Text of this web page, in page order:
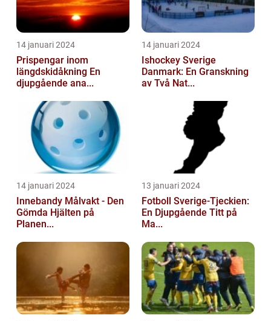
14 januari 2024
Prispengar inom
längdskidåkning En
djupgående ana...
14 januari 2024
Ishockey Sverige
Danmark: En Granskning
av Två Nat...
14 januari 2024
Innebandy Målvakt - Den
Gömda Hjälten på
Planen...
13 januari 2024
Fotboll Sverige-Tjeckien:
En Djupgående Titt på
Ma...